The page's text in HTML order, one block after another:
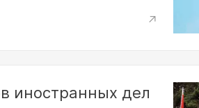
иностранных дел